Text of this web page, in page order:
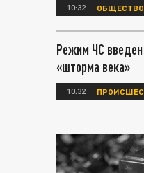
10:32 ОБЩЕСТВО
Режим ЧС введен
«шторма века»
10:32